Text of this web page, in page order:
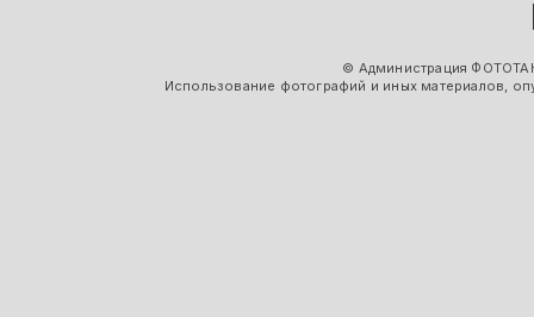
© Администрация
Использование фотографий и иных материалов,